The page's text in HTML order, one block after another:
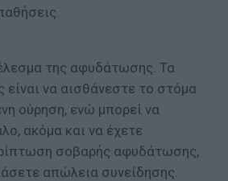
της αφυδάτωσης. Τα
να αισθάνεστε το στόμα
ούρηση, ενώ μπορεί να
ακόμα και να έχετε
σοβαρής αφυδάτωσης,
απώλεια συνείδησης.